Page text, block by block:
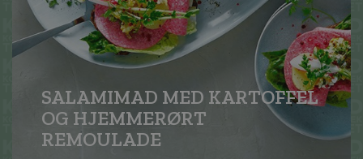
SALAMIMAD MED KARTOFFEL
OG HJEMMERØRT
REMOULADE